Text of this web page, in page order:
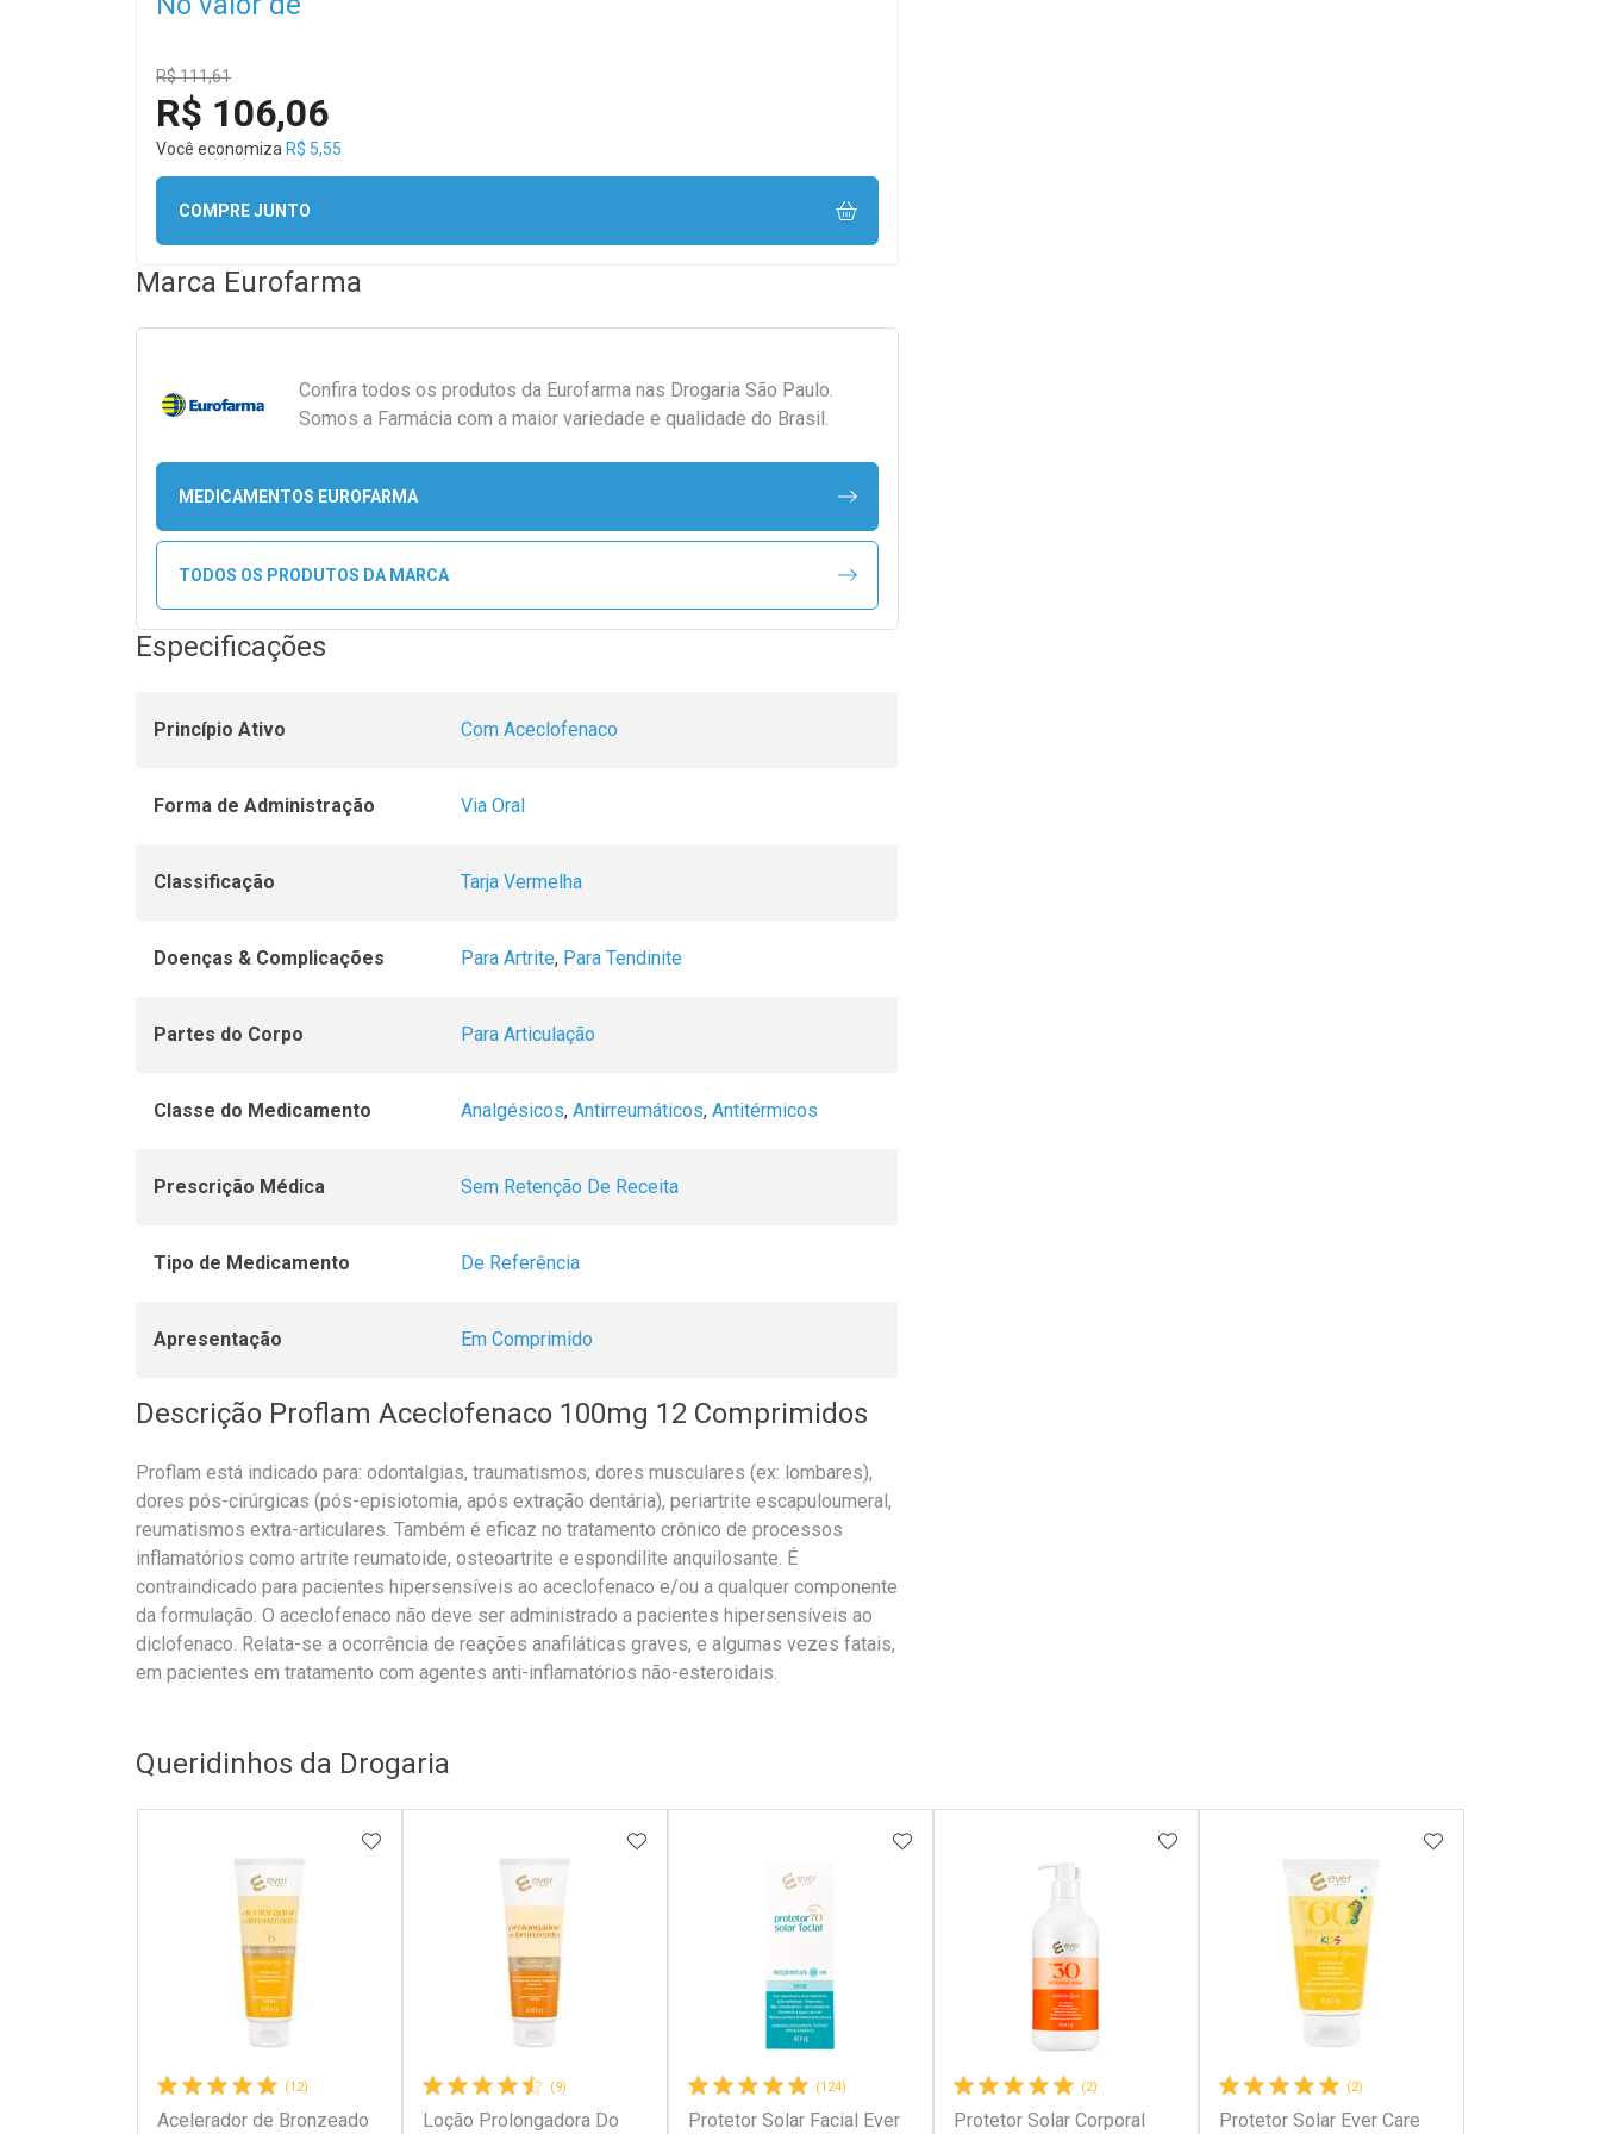
R$ 111,61
R$ 106,06
Você economiza R$ 5,55
COMPRE JUNTO
Marca Eurofarma
Confira todos os produtos da Eurofarma nas Drogaria São Paulo.
Somos a Farmácia com a maior variedade e qualidade do Brasil.
MEDICAMENTOS EUROFARMA
TODOS OS PRODUTOS DA MARCA
Especificações
Princípio Ativo Com Aceclofenaco
Forma de Administração Via Oral
Classificação Tarja Vermelha
Doenças & Complicações Para Artrite, Para Tendinite
Partes do Corpo Para Articulação
Classe do Medicamento Analgésicos, Antirreumáticos, Antitérmicos
Prescrição Médica Sem Retenção De Receita
Tipo de Medicamento De Referência
Apresentação Em Comprimido
Descrição Proflam Aceclofenaco 100mg 12 Comprimidos
Proflam está indicado para: odontalgias, traumatismos, dores musculares (ex: lombares),
dores pós-cirúrgicas (pós-episiotomia, após extração dentária), periartrite escapuloumeral,
reumatismos extra-articulares. Também é eficaz no tratamento crônico de processos
inflamatórios como artrite reumatoide, osteoartrite e espondilite anquilosante. É
contraindicado para pacientes hipersensíveis ao aceclofenaco e/ou a qualquer componente
da formulação. O aceclofenaco não deve ser administrado a pacientes hipersensíveis ao
diclofenaco. Relata-se a ocorrência de reações anafiláticas graves, e algumas vezes fatais,
em pacientes em tratamento com agentes anti-inflamatórios não-esteroidais.
Queridinhos da Drogaria
(12)
Acelerador de Bronzeado
ADICIONAR AOS FAVORITOS
(9)
Loção Prolongadora Do
ADICIONAR AOS FAVORITOS
(124)
Protetor Solar Facial Ever
ADICIONAR AOS FAVORITOS
(2)
Protetor Solar Corporal
ADICIONAR AOS FAVORITOS
(2)
Protetor Solar Ever Care
ADICIONAR AOS